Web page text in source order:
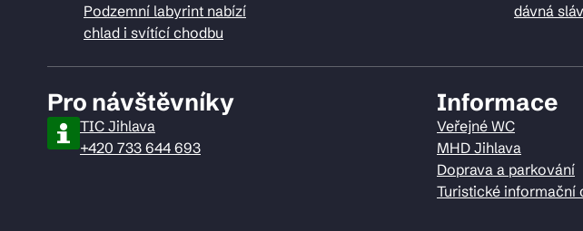
Podzemní labyrint nabízí
chlad i svítící chodbu
dávná
Pro návštěvníky
TIC Jihlava
+420 733 644 693
Informace
Veřejné WC
MHD Jihlava
Doprava a parkování
Turistické informační